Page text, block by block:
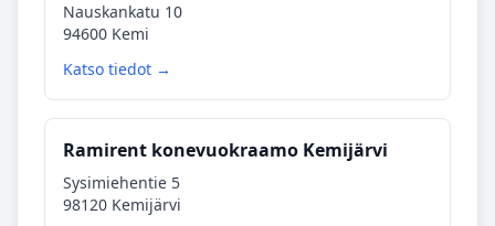
Nauskankatu 10
94600 Kemi
Katso tiedot →
Ramirent konevuokraamo Kemijärvi
Sysimiehentie 5
98120 Kemijärvi